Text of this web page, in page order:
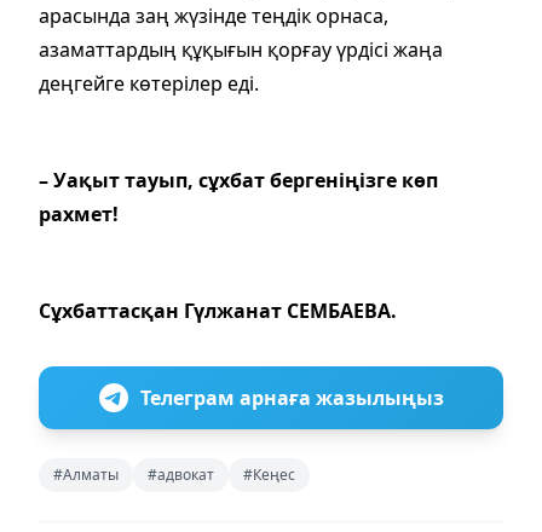
арасында заң жүзінде теңдік орнаса,
азаматтардың құқығын қорғау үрдісі жаңа
деңгейге көтерілер еді.
– Уақыт тауып, сұхбат бергеніңізге көп
рахмет!
Сұхбаттасқан Гүлжанат СЕМБАЕВА.
Телеграм арнаға жазылыңыз
#Алматы #адвокат #Кеңес